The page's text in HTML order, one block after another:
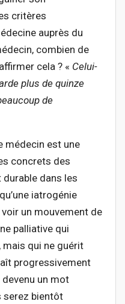
critères
auprès du
combien de
cela ? « Celui-
plus de quinze
de
médecin est une
concrets des
dans les
iatrogénie
un mouvement de
palliative qui
mais qui ne guérit
progressivement
un mot
serez bientôt